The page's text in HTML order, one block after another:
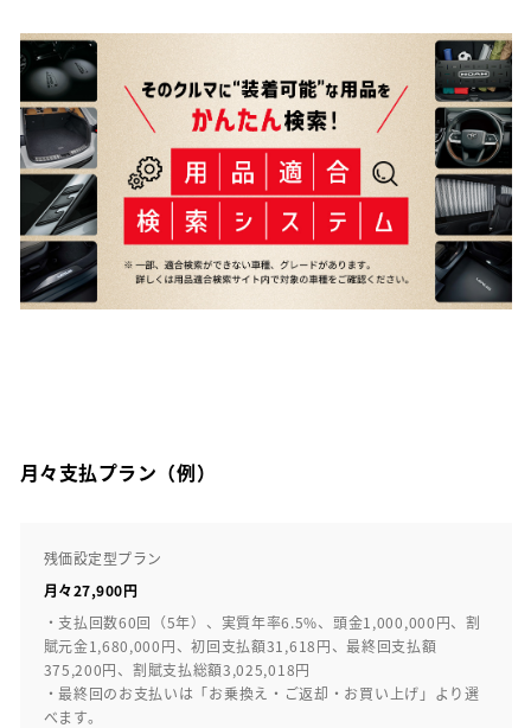
月々支払プラン（例）
残価設定型プラン
月々27,900円
・支払回数60回（5年）、実質年率6.5%、頭金1,000,000円、割
賦元金1,680,000円、初回支払額31,618円、最終回支払額
375,200円、割賦支払総額3,025,018円
・最終回のお支払いは「お乗換え・ご返却・お買い上げ」より選
べます。